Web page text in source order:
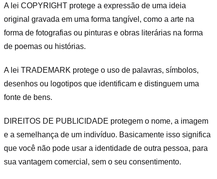
A lei COPYRIGHT protege a expressão de uma ideia
original gravada em uma forma tangível, como a arte na
forma de fotografias ou pinturas e obras literárias na forma
de poemas ou histórias.
A lei TRADEMARK protege o uso de palavras, símbolos,
desenhos ou logotipos que identificam e distinguem uma
fonte de bens.
DIREITOS DE PUBLICIDADE protegem o nome, a imagem
e a semelhança de um indivíduo. Basicamente isso significa
que você não pode usar a identidade de outra pessoa, para
sua vantagem comercial, sem o seu consentimento.